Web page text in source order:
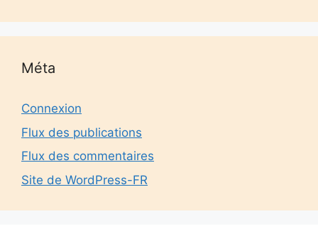
Méta
Connexion
Flux des publications
Flux des commentaires
Site de WordPress-FR